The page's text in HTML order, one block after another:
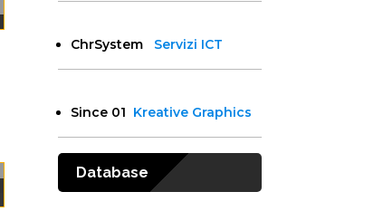
ChrSystem Servizi ICT
Since 01 Kreative Graphics
Database